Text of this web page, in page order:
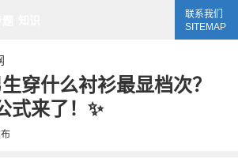
联系我们
SITEMAP
穿什么衬衫最显档次？
式来了！✨